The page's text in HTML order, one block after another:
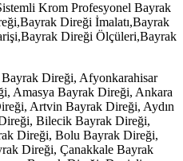
Krom Profesyonel Bayrak
Direği İmalatı,Bayrak
Direği Ölçüleri,Bayrak
Direği, Afyonkarahisar
Amasya Bayrak Direği, Ankara
Artvin Bayrak Direği, Aydın
Bilecik Bayrak Direği,
Direği, Bolu Bayrak Direği,
Direği, Çanakkale Bayrak